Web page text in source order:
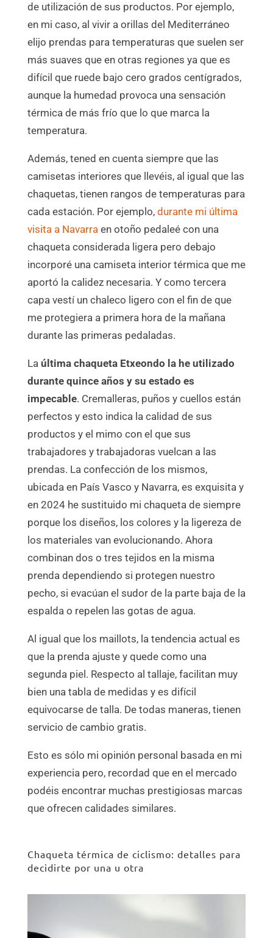
de utilización de sus productos. Por ejemplo,
en mi caso, al vivir a orillas del Mediterráneo
elijo prendas para temperaturas que suelen ser
más suaves que en otras regiones ya que es
difícil que ruede bajo cero grados centígrados,
aunque la humedad provoca una sensación
térmica de más frío que lo que marca la
temperatura.
Además, tened en cuenta siempre que las
camisetas interiores que llevéis, al igual que las
chaquetas, tienen rangos de temperaturas para
cada estación. Por ejemplo, durante mi última
visita a Navarraen otoño pedaleé con una
chaqueta considerada ligera pero debajo
incorporé una camiseta interior térmica que me
aportó la calidez necesaria. Y como tercera
capa vestí un chaleco ligero con el fin de que
me protegiera a primera hora de la mañana
durante las primeras pedaladas.
Laúltima chaqueta Etxeondo la he utilizado
durante quince años y su estado es
impecable. Cremalleras, puños y cuellos están
perfectos y esto indica la calidad de sus
productos y el mimo con el que sus
trabajadores y trabajadoras vuelcan a las
prendas. La confección de los mismos,
ubicada en País Vasco y Navarra, es exquisita y
en 2024 he sustituido mi chaqueta de siempre
porque los diseños, los colores y la ligereza de
los materiales van evolucionando. Ahora
combinan dos o tres tejidos en la misma
prenda dependiendo si protegen nuestro
pecho, si evacúan el sudor de la parte baja de la
espalda o repelen las gotas de agua.
Al igual que los maillots, la tendencia actual es
que la prenda ajuste y quede como una
segunda piel. Respecto al tallaje, facilitan muy
bien una tabla de medidas y es difícil
equivocarse de talla. De todas maneras, tienen
servicio de cambio gratis.
Esto es sólo mi opinión personal basada en mi
experiencia pero, recordad que en el mercado
podéis encontrar muchas prestigiosas marcas
que ofrecen calidades similares.
Chaqueta térmica de ciclismo: detalles para
decidirte por una u otra